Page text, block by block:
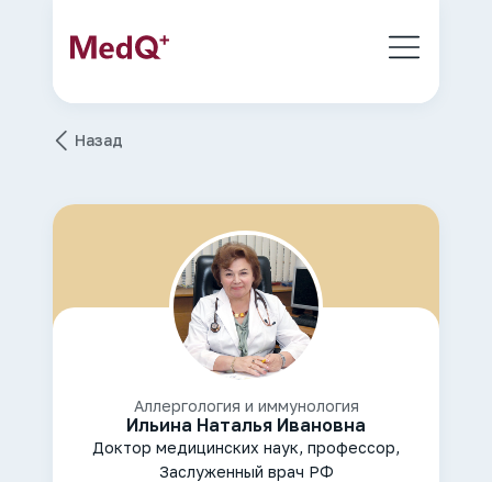
Назад
Аллергология и иммунология
Ильина Наталья Ивановна
Доктор медицинских наук, профессор,
Заслуженный врач РФ